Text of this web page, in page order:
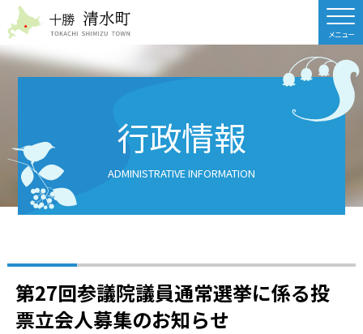
行政情報
ADMINISTRATIVE INFORMATION
第27回参議院議員通常選挙に係る投
票立会人募集のお知らせ